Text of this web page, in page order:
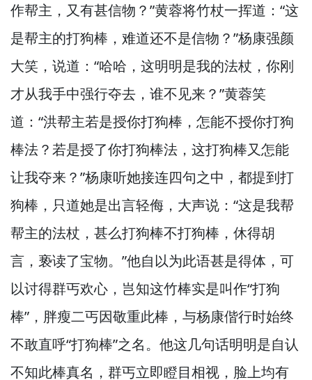
作帮主， 又有甚信物？”黄蓉将竹杖一挥道：“这
是帮主的打狗棒， 难道还不是信物？”杨康强颜
大笑， 说道：“哈哈， 这明明是我的法杖， 你刚
才从我手中强行夺去， 谁不见来？”黄蓉笑
道：“洪帮主若是授你打狗棒， 怎能不授你打狗
棒法？若是授了你打狗棒法， 这打狗棒又怎能
让我夺来？”杨康听她接连四句之中， 都提到打
狗棒， 只道她是出言轻侮， 大声说：“这是我帮
帮主的法杖， 甚么打狗棒不打狗棒， 休得胡
言， 亵读了宝物。”他自以为此语甚是得体， 可
以讨得群丐欢心， 岂知这竹棒实是叫作“打狗
棒”， 胖瘦二丐因敬重此棒， 与杨康偕行时始终
不敢直呼“打狗棒”之名。 他这几句话明明是自认
不知此棒真名， 群丐立即瞪目相视， 脸上均有